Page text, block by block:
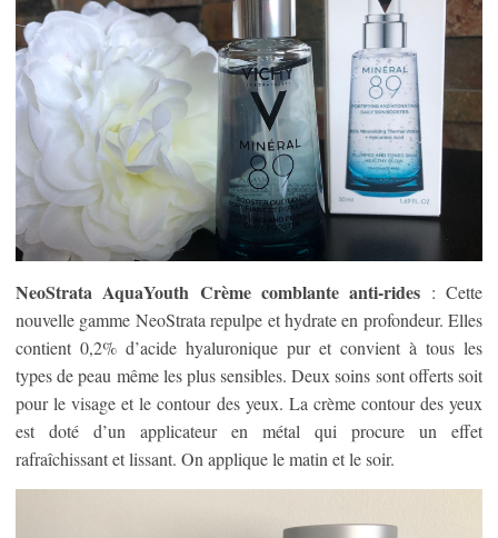
NeoStrata AquaYouth Crème comblante anti-rides : Cette
nouvelle gamme NeoStrata repulpe et hydrate en profondeur. Elles
contient 0,2% d’acide hyaluronique pur et convient à tous les
types de peau même les plus sensibles. Deux soins sont offerts soit
pour le visage et le contour des yeux. La crème contour des yeux
est doté d’un applicateur en métal qui procure un effet
rafraîchissant et lissant. On applique le matin et le soir.